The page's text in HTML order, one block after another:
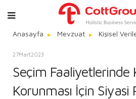
Anasayfa Mevzuat Kişisel
27Mart2023
Seçim Faaliyetlerinde
Korunması İçin